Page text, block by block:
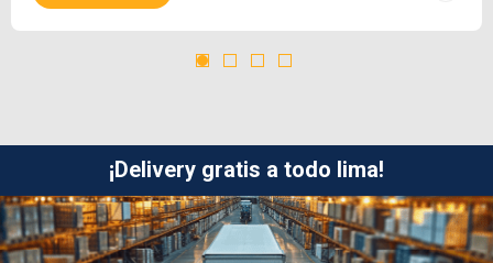
¡Delivery gratis a todo lima!